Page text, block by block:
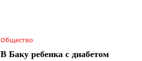
Общество
В Баку ребенка с диабетом